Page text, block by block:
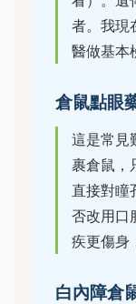
者。我現
醫做基本
倉鼠點眼
這是常見
裹倉鼠，
直接對瞳
否改用口
疾更傷身
白內障倉